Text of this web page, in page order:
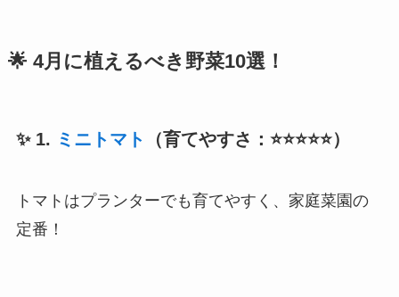
🌟 4月に植えるべき野菜10選！
✨ 1. ミニトマト （育てやすさ：⭐⭐⭐⭐⭐）
トマトはプランターでも育てやすく、家庭菜園の
定番！